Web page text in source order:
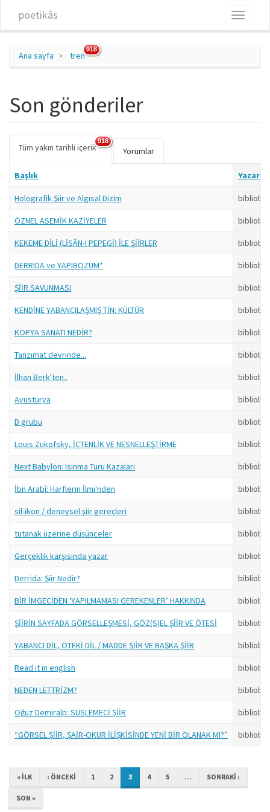
pöetikâs
Toggle
Ana sayfa tren
918
Son gönderiler
Birincil sekmeler
Tüm yakın tarihli içerik(etkin
918
Yorumlar
Başlık Yazar
Holografik Şiir ve Algısal Dizim bibliobot
ÖZNEL ASEMİK KAZİYELER bibliobot
KEKEME DİLİ (LİSÂN-I PEPEGİ) İLE ŞİİRLER bibliobot
DERRIDA ve YAPIBOZUM* bibliobot
ŞİİR SAVUNMASI bibliobot
KENDİNE YABANCILAŞMIŞ TİN: KÜLTÜR bibliobot
KOPYA SANATI NEDİR? bibliobot
Tanzimat devrinde... bibliobot
İlhan Berk'ten.. bibliobot
Avusturya bibliobot
D grubu bibliobot
Louis Zukofsky, İÇTENLİK VE NESNELLEŞTİRME bibliobot
Next Babylon: Isınma Turu Kazaları bibliobot
İbn Arabî: Harflerin İlmi'nden bibliobot
sil-ikon / deneysel şiir gereçleri bibliobot
tutanak üzerine düşünceler bibliobot
Gerçeklik karşısında yazar bibliobot
Derrida: Şiir Nedir? bibliobot
BİR İMGECİDEN ‘YAPILMAMASI GEREKENLER’ HAKKINDA bibliobot
ŞİİRİN SAYFADA GÖRSELLEŞMESİ, GÖZ(S)EL ŞİİR VE ÖTESİ bibliobot
YABANCI DİL, ÖTEKİ DİL / MADDE ŞİİR VE BAŞKA ŞİİR bibliobot
Read it in english bibliobot
NEDEN LETTRİZM? bibliobot
Oğuz Demiralp: SÜSLEMECİ ŞİİR bibliobot
“GÖRSEL ŞİİR, ŞAİR-OKUR İLİŞKİSİNDE YENİ BİR OLANAK MI?” bibliobot
« ILK ‹ ÖNCEKI 1 2 3 4 5 … SONRAKI ›
SON »